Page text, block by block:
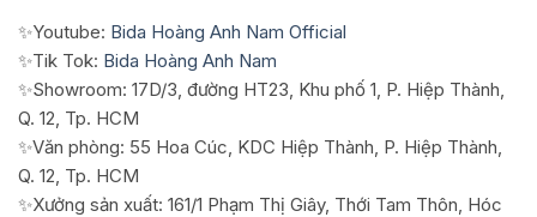
✨Youtube: Bida Hoàng Anh Nam Official
✨Tik Tok: Bida Hoàng Anh Nam
✨Showroom: 17D/3, đường HT23, Khu phố 1, P. Hiệp Thành,
Q. 12, Tp. HCM
✨Văn phòng: 55 Hoa Cúc, KDC Hiệp Thành, P. Hiệp Thành,
Q. 12, Tp. HCM
✨Xưởng sản xuất: 161/1 Phạm Thị Giây, Thới Tam Thôn, Hóc